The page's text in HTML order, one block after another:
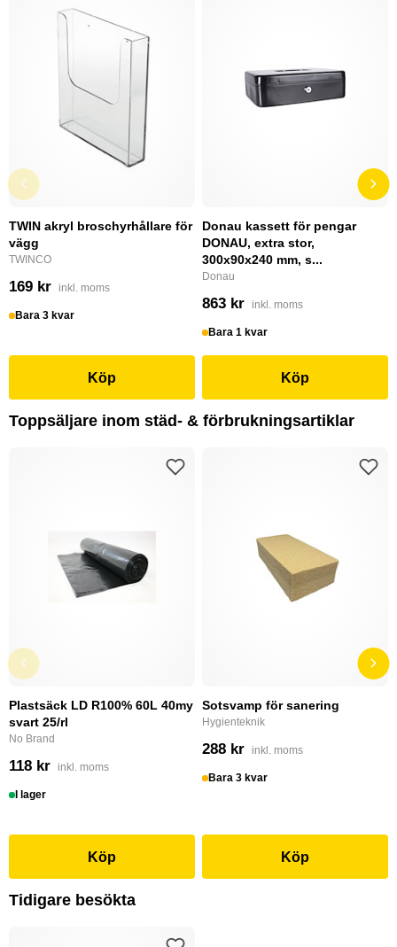
TWIN akryl broschyrhållare för
vägg
TWINCO
169 kr inkl. moms
Bara 3 kvar
Köp
Donau kassett för pengar
DONAU, extra stor,
300x90x240 mm, s...
Donau
863 kr inkl. moms
Bara 1 kvar
Köp
Toppsäljare inom städ- & förbrukningsartiklar
Plastsäck LD R100% 60L 40my
svart 25/rl
No Brand
118 kr inkl. moms
I lager
Köp
Sotsvamp för sanering
Hygienteknik
288 kr inkl. moms
Bara 3 kvar
Köp
Tidigare besökta